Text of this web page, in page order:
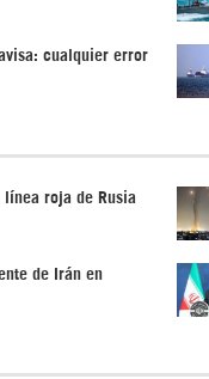
cualquier error
línea roja de Rusia
de Irán en